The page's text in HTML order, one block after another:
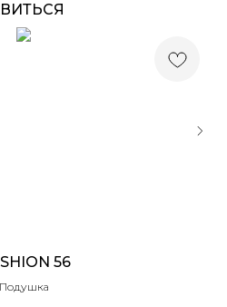
56
Подушка